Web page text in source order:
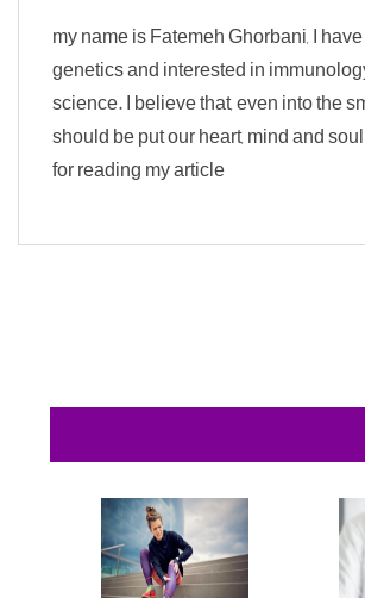
my name is Fatemeh Ghorbani, I
genetics and interested in
science. I believe that, even into the
should be put our heart, mind and
for reading my article